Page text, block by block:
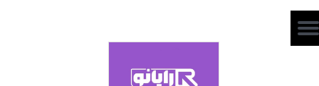
حساب کاربری من